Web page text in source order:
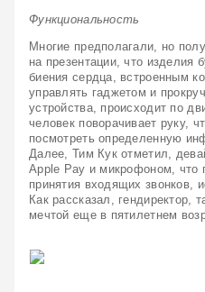
Функциональность
Многие предполагали, но
на презентации, что изделия
биения сердца, встроенным
управлять гаджетом и
устройства, происходит по
человек поворачивает руку,
посмотреть определенную
Далее, Тим Кук отметил,
Apple Pay и микрофоном, что
принятия входящих звонков,
Как рассказал, гендиректор,
мечтой еще в пятилетнем